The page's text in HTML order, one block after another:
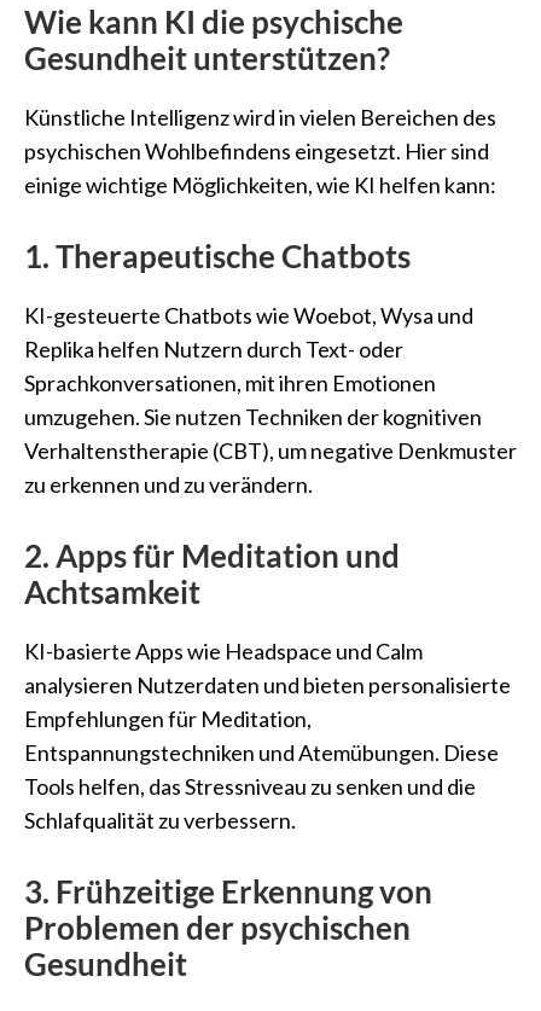
Wie kann KI die psychische
Gesundheit unterstützen?
Künstliche Intelligenz wird in vielen Bereichen des
psychischen Wohlbefindens eingesetzt. Hier sind
einige wichtige Möglichkeiten, wie KI helfen kann:
1. Therapeutische Chatbots
KI-gesteuerte Chatbots wie Woebot, Wysa und
Replika helfen Nutzern durch Text- oder
Sprachkonversationen, mit ihren Emotionen
umzugehen. Sie nutzen Techniken der kognitiven
Verhaltenstherapie (CBT), um negative Denkmuster
zu erkennen und zu verändern.
2. Apps für Meditation und
Achtsamkeit
KI-basierte Apps wie Headspace und Calm
analysieren Nutzerdaten und bieten personalisierte
Empfehlungen für Meditation,
Entspannungstechniken und Atemübungen. Diese
Tools helfen, das Stressniveau zu senken und die
Schlafqualität zu verbessern.
3. Frühzeitige Erkennung von
Problemen der psychischen
Gesundheit